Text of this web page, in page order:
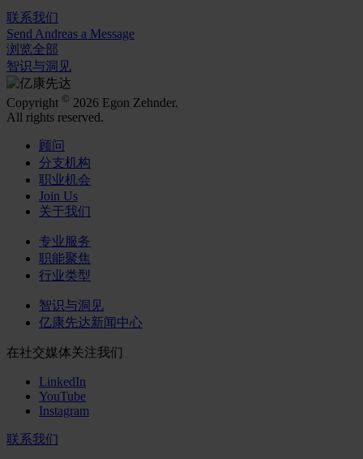
联系我们
Send Andreas a Message
浏览全部
智识与洞见
Copyright © 2026 Egon Zehnder.
All rights reserved.
顾问
分支机构
职业机会
Join Us
关于我们
专业服务
职能聚焦
行业类型
智识与洞见
亿康先达新闻中心
在社交媒体关注我们
LinkedIn
YouTube
Instagram
联系我们